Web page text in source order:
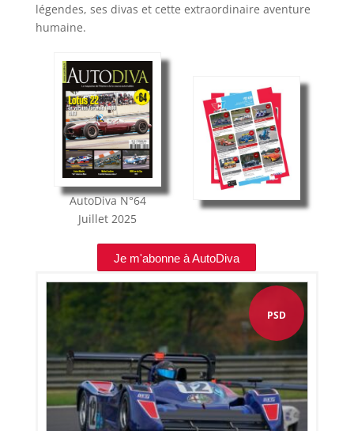
légendes, ses divas et cette extraordinaire aventure
humaine.
AutoDivaN°64
Juillet 2025
Je m'abonne à AutoDiva
PSD